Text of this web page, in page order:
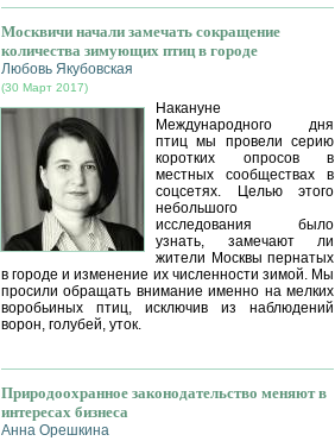
Москвичи начали замечать сокращение
количества зимующих птиц в городе
Любовь Якубовская
(30 Март 2017)
Накануне
Международного дня
птиц мы провели серию
коротких опросов в
местных сообществах в
соцсетях. Целью этого
небольшого
исследования было
узнать, замечают ли
жители Москвы пернатых
в городе и изменение их численности зимой. Мы
просили обращать внимание именно на мелких
воробьиных птиц, исключив из наблюдений
ворон, голубей, уток.
Природоохранное законодательство меняют в
интересах бизнеса
Анна Орешкина